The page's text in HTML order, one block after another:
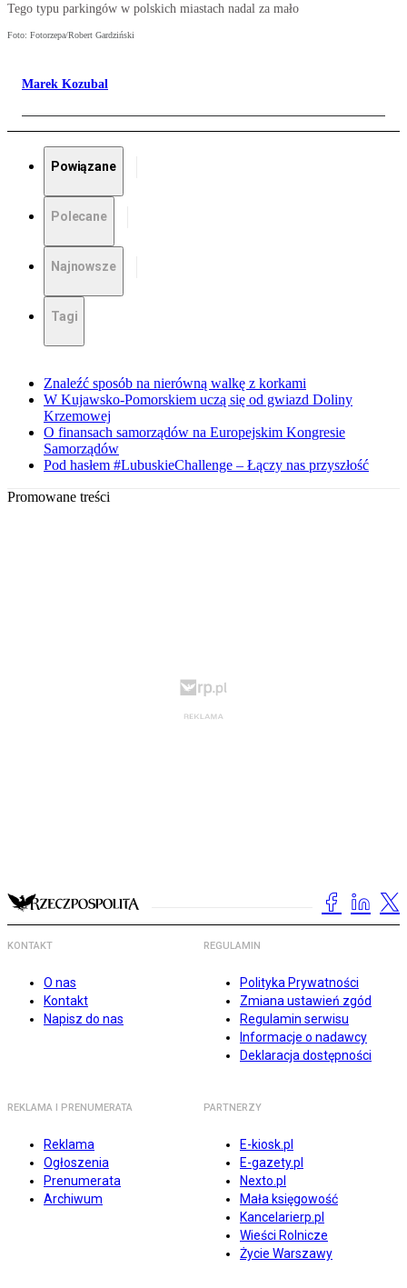
Tego typu parkingów w polskich miastach nadal za mało
Foto: Fotorzepa/Robert Gardziński
Marek Kozubal
Powiązane
Polecane
Najnowsze
Tagi
Znaleźć sposób na nierówną walkę z korkami
W Kujawsko-Pomorskiem uczą się od gwiazd Doliny
Krzemowej
O finansach samorządów na Europejskim Kongresie
Samorządów
Pod hasłem #LubuskieChallenge – Łączy nas przyszłość
Promowane treści
KONTAKT
O nas
Kontakt
Napisz do nas
REGULAMIN
Polityka Prywatności
Zmiana ustawień zgód
Regulamin serwisu
Informacje o nadawcy
Deklaracja dostępności
REKLAMA I PRENUMERATA
Reklama
Ogłoszenia
Prenumerata
Archiwum
PARTNERZY
E-kiosk.pl
E-gazety.pl
Nexto.pl
Mała księgowość
Kancelarierp.pl
Wieści Rolnicze
Życie Warszawy